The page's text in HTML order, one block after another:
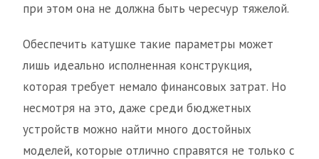
при этом она не должна быть чересчур тяжелой.
Обеспечить катушке такие параметры может
лишь идеально исполненная конструкция,
которая требует немало финансовых затрат. Но
несмотря на это, даже среди бюджетных
устройств можно найти много достойных
моделей, которые отлично справятся не только с